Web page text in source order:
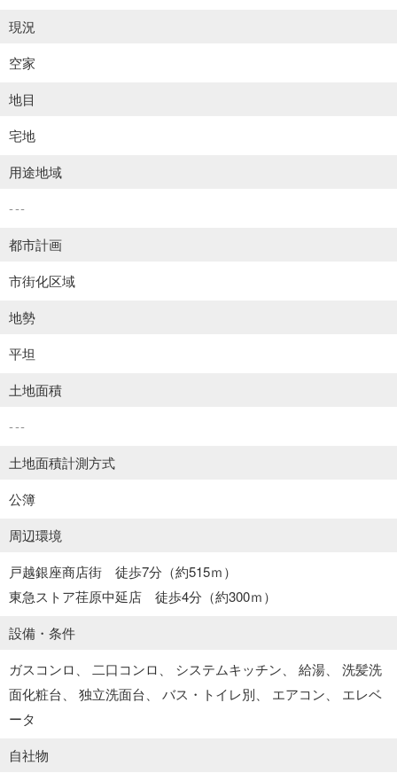
現況
空家
地目
宅地
用途地域
---
都市計画
市街化区域
地勢
平坦
土地面積
---
土地面積計測方式
公簿
周辺環境
戸越銀座商店街 徒歩7分（約515ｍ）
東急ストア荏原中延店 徒歩4分（約300ｍ）
設備・条件
ガスコンロ
二口コンロ システムキッチン 給湯
洗髪洗
面化粧台
独立洗面台 バス・トイレ別 エアコン
エレベ
ータ
自社物